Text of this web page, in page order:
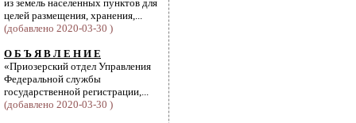
из земель населенных пунктов для
целей размещения, хранения,...
(добавлено 2020-03-30 )
О Б Ъ Я В Л Е Н И Е
«Приозерский отдел Управления
Федеральной службы
государственной регистрации,...
(добавлено 2020-03-30 )